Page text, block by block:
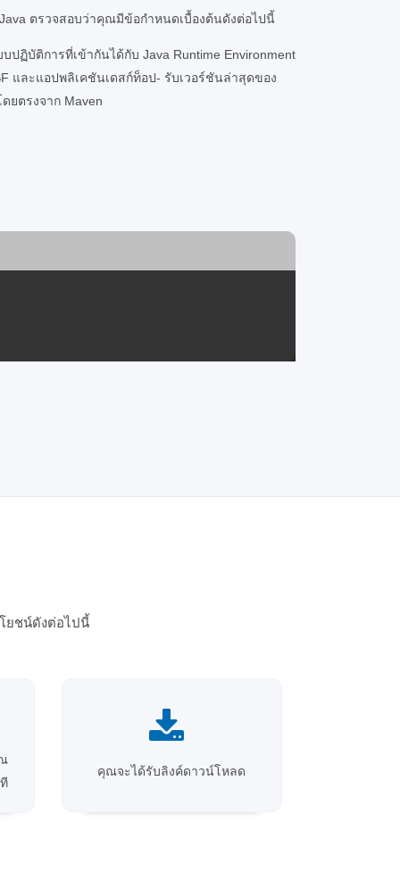
ตรวจสอบว่าคุณมีข้อกำหนดเบื้องต้นดังต่อไปนี้
ปฏิบัติการที่เข้ากันได้กับ Java Runtime Environment
และแอปพลิเคชันเดสก์ท็อป- รับเวอร์ชันล่าสุดของ
ยตรงจาก Maven
ยชน์ดังต่อไปนี้
คุณจะได้รับลิงค์ดาวน์โหลด